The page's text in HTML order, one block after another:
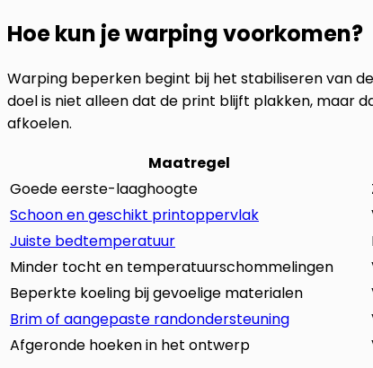
Hoe kun je warping voorkomen?
Warping beperken begint bij het stabiliseren van
doel is niet alleen dat de print blijft plakken, maar
afkoelen.
Maatregel
Goede eerste-laaghoogte
Schoon en geschikt printoppervlak
Juiste bedtemperatuur
Minder tocht en temperatuurschommelingen
Beperkte koeling bij gevoelige materialen
Brim of aangepaste randondersteuning
Afgeronde hoeken in het ontwerp